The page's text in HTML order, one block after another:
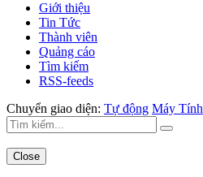
Giới thiệu
Tin Tức
Thành viên
Quảng cáo
Tìm kiếm
RSS-feeds
Chuyển giao diện: Tự động Máy Tính
Close